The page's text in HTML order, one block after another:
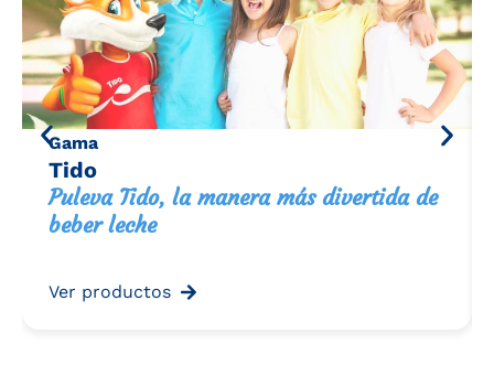
Gama
Tido
Puleva Tido, la manera más divertida de
beber leche
Ver productos